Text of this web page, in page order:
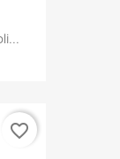
favorite_border